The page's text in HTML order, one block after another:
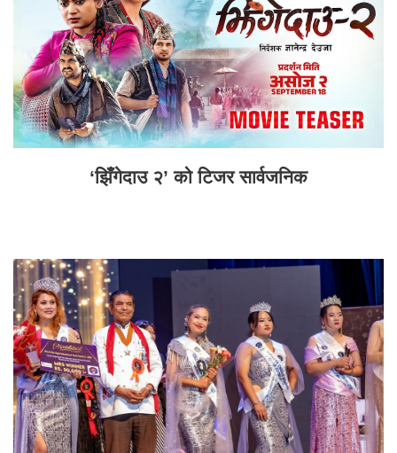
‘झिँगेदाउ २’ को टिजर सार्वजनिक